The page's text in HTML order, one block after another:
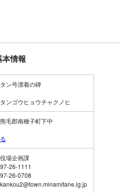
本情報
ン号漂着の碑
ンゴウヒョウチャクノヒ
毛郡南種子町下中
場企画課
26-1111
26-0708